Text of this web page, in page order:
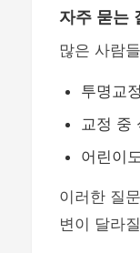
자주 묻는
많은 사람
투명교
교정 중
어린이
이러한 질
변이 달라